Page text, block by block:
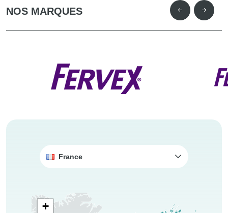
NOS MARQUES
France
+